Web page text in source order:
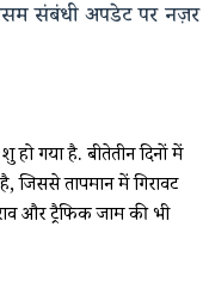
संबंधी अपडेट पर नज़र
गया है. बीतेतीन दिनों में
तापमान में गिरावट
और ट्रैफिक जाम की भी